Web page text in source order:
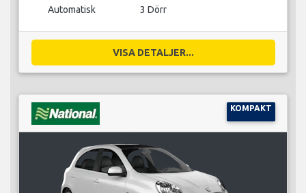
Automatisk 3 Dörr
VISA DETALJER...
KOMPAKT